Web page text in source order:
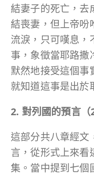
結妻子的死亡，去
結喪妻，但上帝吩
流淚，只可嘆息，
事，象徵當耶路撒
默然地接受這個事
就知道這事是出於
2. 對列國的預言（
這部分共八章經文
言，從形式上來看
集。當中提到七個